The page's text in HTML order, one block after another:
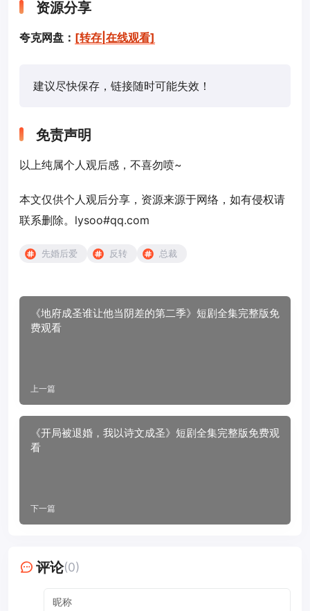
资源分享
夸克网盘： [转存|在线观看]
建议尽快保存，链接随时可能失效！
免责声明
以上纯属个人观后感，不喜勿喷~
本文仅供个人观后分享，资源来源于网络，如有侵权请
联系删除。lysoo#qq.com
先婚后爱 反转 总裁
《地府成圣谁让他当阴差的第二季》短剧全集完整版免
费观看
上一篇
《开局被退婚，我以诗文成圣》短剧全集完整版免费观
看
下一篇
评论(0)